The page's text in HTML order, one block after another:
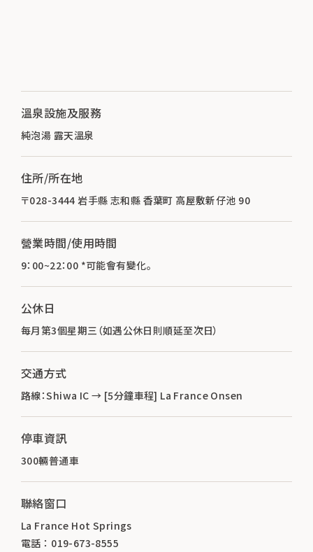
溫泉設施及服務
純泡湯 露天溫泉
住所/所在地
〒028-3444 岩手縣 志和縣 香葉町 高屋敷新仔池 90
營業時間/使用時間
9：00~22：00 *可能會有變化。
公休日
每月第3個星期三（如遇公休日則順延至次日）
交通方式
路線：Shiwa IC → [5分鐘車程] La France Onsen
停車資訊
300輛普通車
聯絡窗口
La France Hot Springs
電話 ： 019-673-8555